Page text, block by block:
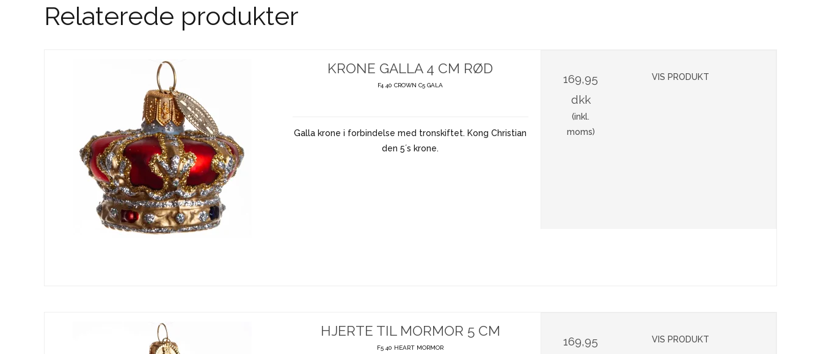
Relaterede produkter
KRONE GALLA 4 CM RØD
F4 40 CROWN C5 GALA
Galla krone i forbindelse med tronskiftet. Kong Christian
den 5´s krone.
169,95
dkk
(inkl.
moms)
VIS PRODUKT
HJERTE TIL MORMOR 5 CM
F5 40 HEART MORMOR
169,95
VIS PRODUKT